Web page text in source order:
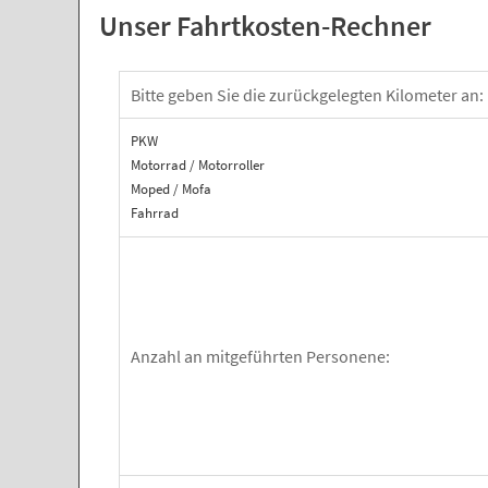
Unser Fahrtkosten-Rechner
Bitte geben Sie die zurückgelegten Kilometer an:
PKW
Motorrad / Motorroller
Moped / Mofa
Fahrrad
Anzahl an mitgeführten Personene: